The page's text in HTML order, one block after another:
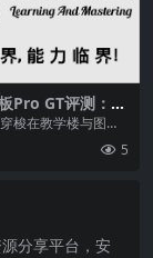
Pro GT评测：性
景体验，学生党
梭在教学楼与图书
记笔记、看文献，
组队开...
5
分享平台，安